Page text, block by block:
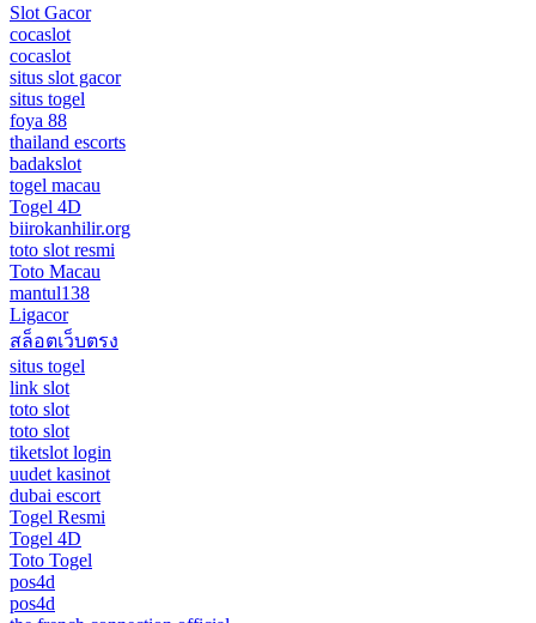
Slot Gacor
cocaslot
cocaslot
situs slot gacor
situs togel
foya 88
thailand escorts
badakslot
togel macau
Togel 4D
biirokanhilir.org
toto slot resmi
Toto Macau
mantul138
Ligacor
สล็อตเว็บตรง
situs togel
link slot
toto slot
toto slot
tiketslot login
uudet kasinot
dubai escort
Togel Resmi
Togel 4D
Toto Togel
pos4d
pos4d